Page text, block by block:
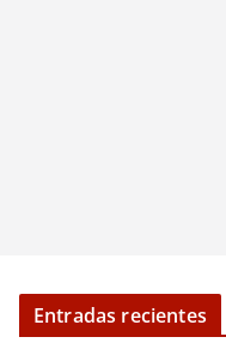
Entradas recientes